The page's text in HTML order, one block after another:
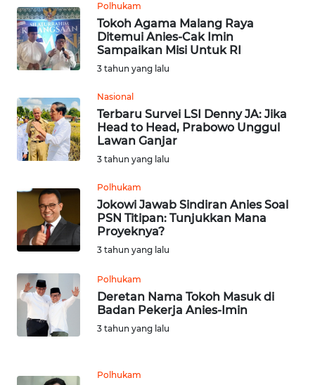
Polhukam
Tokoh Agama Malang Raya
Ditemui Anies-Cak Imin
Sampaikan Misi Untuk RI
3 tahun yang lalu
Nasional
Terbaru Survei LSI Denny JA: Jika
Head to Head, Prabowo Unggul
Lawan Ganjar
3 tahun yang lalu
Polhukam
Jokowi Jawab Sindiran Anies Soal
PSN Titipan: Tunjukkan Mana
Proyeknya?
3 tahun yang lalu
Polhukam
Deretan Nama Tokoh Masuk di
Badan Pekerja Anies-Imin
3 tahun yang lalu
Polhukam
SELATAN
WN
TANJUNG
WN
KARO
WN
LABUHANBATU
WN
TAPANULI
TENGAH
WN DELI